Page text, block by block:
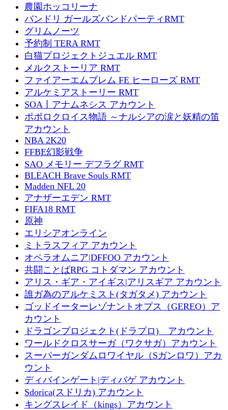
農園ホッコリーナ
バンドリ ガールズバンドパーティRMT
グリムノーツ
予約制 TERA RMT
白猫プロジェクトジュエル RMT
メルクストーリア RMT
ファイアーエムブレム FE ヒーローズ RMT
アルケミアストーリー RMT
SOA丨アナムネシス アカウント
ポポロクロイス物語 ～ナルシアの涙と妖精の笛
アカウント
NBA 2K20
FFBE幻影戦争
SAO メモリー デフラグ RMT
BLEACH Brave Souls RMT
Madden NFL 20
アナザーエデン RMT
FIFA18 RMT
原神
エリシアオンライン
ミトラスフィア アカウント
オペラオムニア|DFFOO アカウント
共闘ことばRPG コトダマン アカウント
アリス・ギア・アイギス|アリスギア アカウント
誰ガ為のアルケミスト(タガタメ) アカウント
ゴッドイーターレゾナントオプス（GEREO）ア
カウント
ドラゴンプロジェクト(ドラプロ) アカウント
ワールドクロスサーガ（ワクサガ）アカウント
スーパーガンダムロワイヤル（Sガンロワ）アカ
ウント
ディバインゲート|ディバゲ アカウント
Sdorica(スドリカ) アカウント
キングスレイド（kings）アカウント